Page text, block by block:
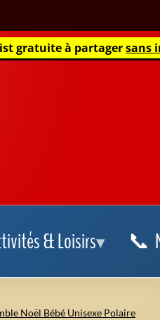
gratuite à partagersans
& Loisirs
Noël Bébé Unisexe Polaire